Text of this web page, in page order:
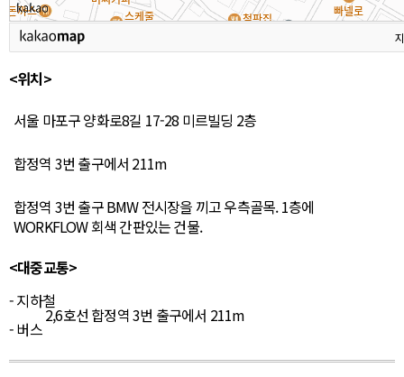
<위치>
서울 마포구 양화로8길 17-28 미르빌딩 2층
합정역 3번 출구에서 211m
합정역 3번 출구 BMW 전시장을 끼고 우측골목. 1층에
WORKFLOW 회색 간판있는 건물.
<대중교통>
- 지하철
2,6호선 합정역 3번 출구에서 211m
- 버스